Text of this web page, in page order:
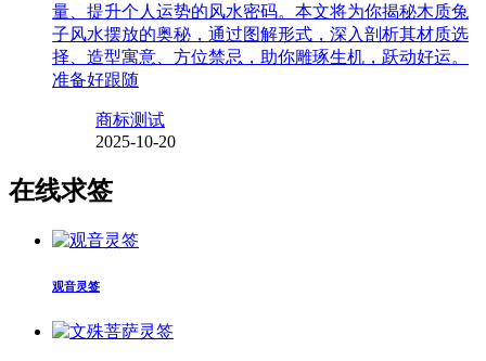
量、提升个人运势的风水密码。本文将为你揭秘木质兔
子风水摆放的奥秘，通过图解形式，深入剖析其材质选
择、造型寓意、方位禁忌，助你雕琢生机，跃动好运。
准备好跟随
商标测试
2025-10-20
在线求签
观音灵签